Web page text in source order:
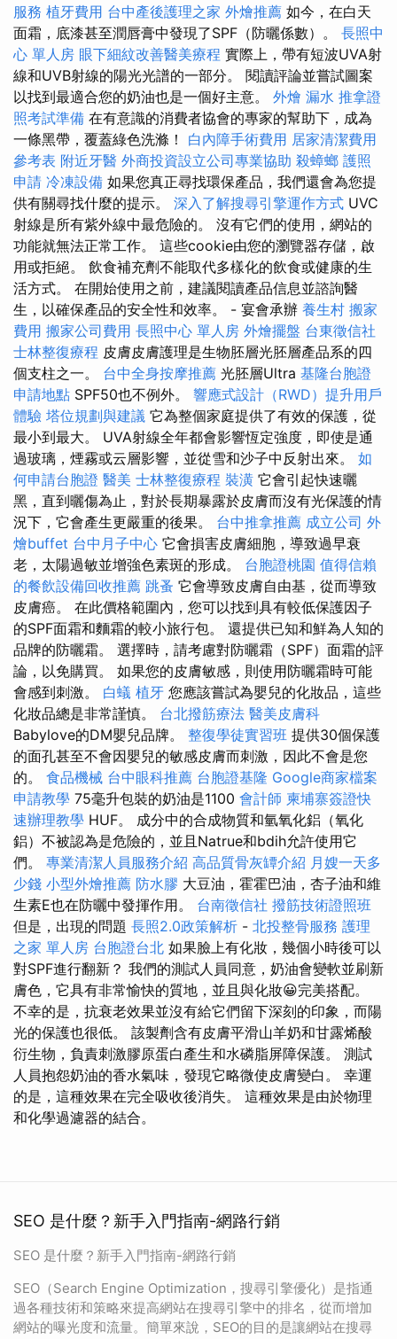
服務 植牙費用 台中產後護理之家 外燴推薦 如今，在白天
面霜，底漆甚至潤唇膏中發現了SPF（防曬係數）。 長照中
心 單人房 眼下細紋改善醫美療程 實際上，帶有短波UVA射
線和UVB射線的陽光光譜的一部分。 閱讀評論並嘗試圖案
以找到最適合您的奶油也是一個好主意。 外燴 漏水 推拿證
照考試準備 在有意識的消費者協會的專家的幫助下，成為
一條黑帶，覆蓋綠色洗滌！ 白內障手術費用 居家清潔費用
參考表 附近牙醫 外商投資設立公司專業協助 殺蟑螂 護照
申請 冷凍設備 如果您真正尋找環保產品，我們還會為您提
供有關尋找什麼的提示。 深入了解搜尋引擎運作方式 UVC
射線是所有紫外線中最危險的。 沒有它們的使用，網站的
功能就無法正常工作。 這些cookie由您的瀏覽器存儲，啟
用或拒絕。 飲食補充劑不能取代多樣化的飲食或健康的生
活方式。 在開始使用之前，建議閱讀產品信息並諮詢醫
生，以確保產品的安全性和效率。 - 宴會承辦 養生村 搬家
費用 搬家公司費用 長照中心 單人房 外燴擺盤 台東徵信社
士林整復療程 皮膚皮膚護理是生物胚層光胚層產品系的四
個支柱之一。 台中全身按摩推薦 光胚層Ultra 基隆台胞證
申請地點 SPF50也不例外。 響應式設計（RWD）提升用戶
體驗 塔位規劃與建議 它為整個家庭提供了有效的保護，從
最小到最大。 UVA射線全年都會影響恆定強度，即使是通
過玻璃，煙霧或云層影響，並從雪和沙子中反射出來。 如
何申請台胞證 醫美 士林整復療程 裝潢 它會引起快速曬
黑，直到曬傷為止，對於長期暴露於皮膚而沒有光保護的情
況下，它會產生更嚴重的後果。 台中推拿推薦 成立公司 外
燴buffet 台中月子中心 它會損害皮膚細胞，導致過早衰
老，太陽過敏並增強色素斑的形成。 台胞證桃園 值得信賴
的餐飲設備回收推薦 跳蚤 它會導致皮膚自由基，從而導致
皮膚癌。 在此價格範圍內，您可以找到具有較低保護因子
的SPF面霜和麵霜的較小旅行包。 還提供已知和鮮為人知的
品牌的防曬霜。 選擇時，請考慮對防曬霜（SPF）面霜的評
論，以免購買。 如果您的皮膚敏感，則使用防曬霜時可能
會感到刺激。 白蟻 植牙 您應該嘗試為嬰兒的化妝品，這些
化妝品總是非常謹慎。 台北撥筋療法 醫美皮膚科
Babylove的DM嬰兒品牌。 整復學徒實習班 提供30個保護
的面孔甚至不會因嬰兒的敏感皮膚而刺激，因此不會是您
的。 食品機械 台中眼科推薦 台胞證基隆 Google商家檔案
申請教學 75毫升包裝的奶油是1100 會計師 柬埔寨簽證快
速辦理教學 HUF。 成分中的合成物質和氫氧化鋁（氧化
鋁）不被認為是危險的，並且Natrue和bdih允許使用它
們。 專業清潔人員服務介紹 高品質骨灰罈介紹 月嫂一天多
少錢 小型外燴推薦 防水膠 大豆油，霍霍巴油，杏子油和維
生素E也在防曬中發揮作用。 台南徵信社 撥筋技術證照班
但是，出現的問題 長照2.0政策解析 - 北投整骨服務 護理
之家 單人房 台胞證台北 如果臉上有化妝，幾個小時後可以
對SPF進行翻新？ 我們的測試人員同意，奶油會變軟並刷新
膚色，它具有非常愉快的質地，並且與化妝😀完美搭配。
不幸的是，抗衰老效果並沒有給它們留下深刻的印象，而陽
光的保護也很低。 該製劑含有皮膚平滑山羊奶和甘露烯酸
衍生物，負責刺激膠原蛋白產生和水磷脂屏障保護。 測試
人員抱怨奶油的香水氣味，發現它略微使皮膚變白。 幸運
的是，這種效果在完全吸收後消失。 這種效果是由於物理
和化學過濾器的結合。
SEO 是什麼？新手入門指南-網路行銷
SEO 是什麼？新手入門指南-網路行銷
SEO（Search Engine Optimization，搜尋引擎優化）是指通
過各種技術和策略來提高網站在搜尋引擎中的排名，從而增加
網站的曝光度和流量。簡單來說，SEO的目的是讓網站在搜尋